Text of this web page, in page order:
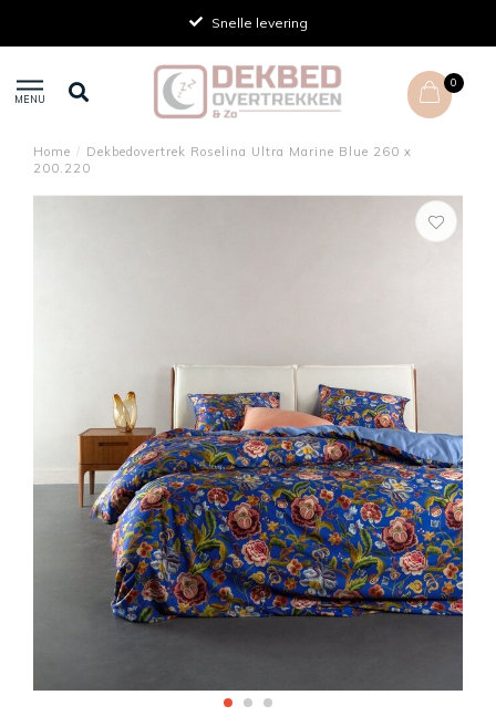
Snelle levering
MENU
0
Home / Dekbedovertrek Roselina Ultra Marine Blue 260 x
200.220